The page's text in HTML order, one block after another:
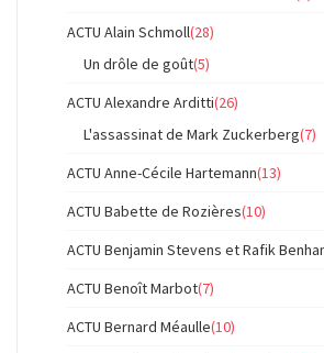
ACTU Alain Schmoll(28)
Un drôle de goût(5)
ACTU Alexandre Arditti(26)
L'assassinat de Mark Zuckerberg(7)
ACTU Anne-Cécile Hartemann(13)
ACTU Babette de Rozières(10)
ACTU Benjamin Stevens et Rafik
ACTU Benoît Marbot(7)
ACTU Bernard Méaulle(10)